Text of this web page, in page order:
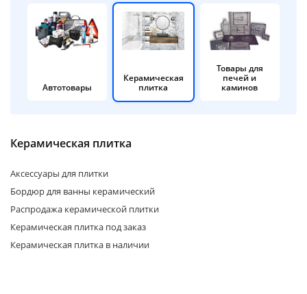
Автотовары
Керамическая
плитка
Товары для
печей и
каминов
Керамическая плитка
Аксессуары для плитки
Бордюр для ванны керамический
Распродажа керамической плитки
Керамическая плитка под заказ
Керамическая плитка в наличии
недели